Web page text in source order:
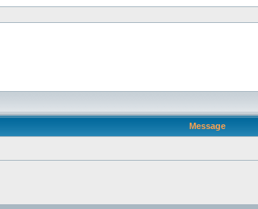
Message